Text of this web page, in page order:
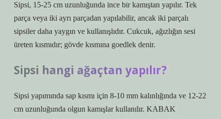
Sipsi, 15-25 cm uzunluğunda ince bir kamıştan yapılır. Tek
parça veya iki ayrı parçadan yapılabilir, ancak iki parçalı
sipsiler daha yaygın ve kullanışlıdır. Cukcuk, ağızlığın sesi
üreten kısmıdır; gövde kısmına goedlek denir.
Sipsi hangi ağaçtan yapılır?
Sipsi yapımında sap kısmı için 8-10 mm kalınlığında ve 12-22
cm uzunluğunda olgun kamışlar kullanılır. KABAK